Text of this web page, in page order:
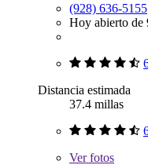
(928) 636-5155
Hoy abierto de
Distancia estimada
37.4 millas
Verfotos